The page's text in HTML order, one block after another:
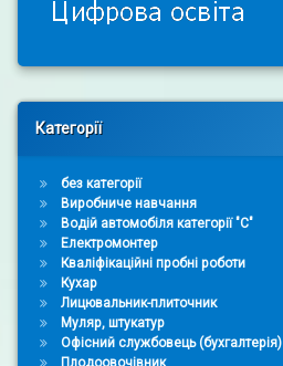
Right Sidebar
Категорії
без категорії
Виробниче навчання
Водій автомобіля категорії "С"
Електромонтер
Кваліфікаційні пробні роботи
Кухар
Лицювальник-плиточник
Муляр, штукатур
Офісний службовець (бухгалтерія)
Плодоовочівник